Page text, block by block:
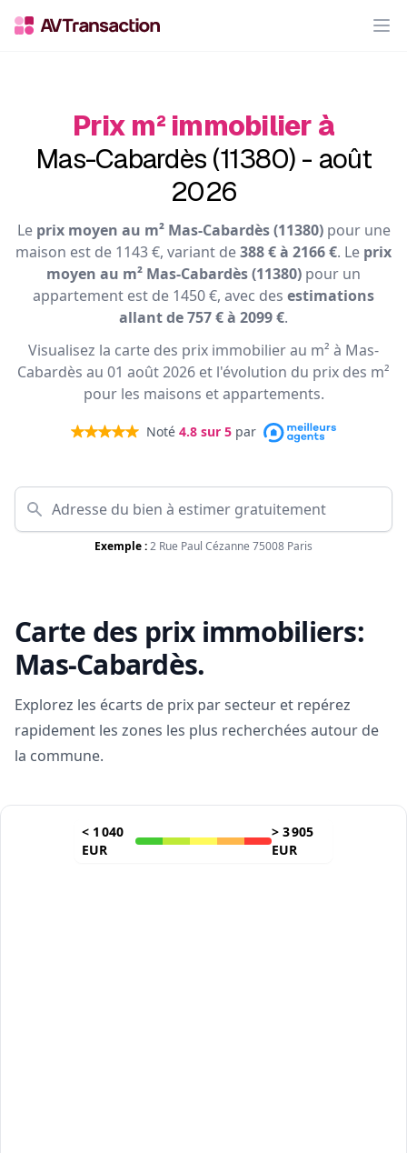
Prix m² immobilier à
Mas-Cabardès (11380) - août
2026
Le prix moyen au m² Mas-Cabardès (11380)pour une
maison est de 1143 €, variant de388 € à 2166 €. Le prix
moyen au m² Mas-Cabardès (11380) pour un
appartement est de 1450 €, avec des estimations
allant de 757 € à 2099 €.
Visualisez la carte des prix immobilier au m² à Mas-
Cabardès au 01 août 2026 et l'évolution du prix des m²
pour les maisons et appartements.
Noté 4.8 sur 5 par
Exemple :2 Rue Paul Cézanne 75008 Paris
Carte des prix immobiliers:
Mas-Cabardès.
Explorez les écarts de prix par secteur et repérez
rapidement les zones les plus recherchées autour de
la commune.
< 1 040
EUR
> 3 905
EUR